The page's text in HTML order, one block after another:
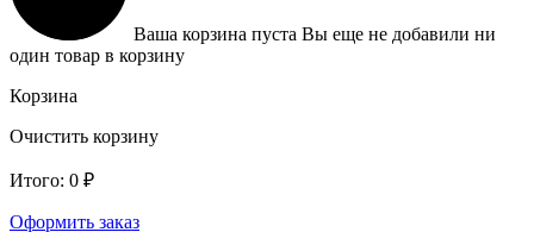
Ваша корзина пуста Вы еще не добавили ни
один товар в корзину
Корзина
Очистить корзину
Итого: 0 ₽
Оформить заказ